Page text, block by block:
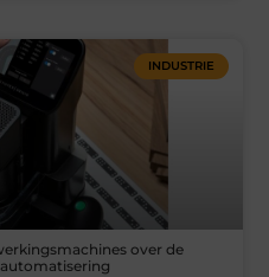
INDUSTRIE
over de